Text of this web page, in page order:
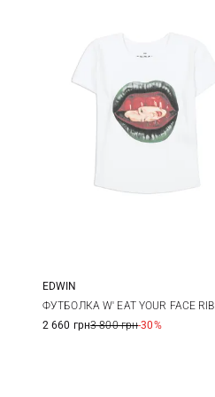
XS S M
EDWIN
ФУТБОЛКА W' EAT YOUR FACE RIB
2 660 грн3 800 грн-30%